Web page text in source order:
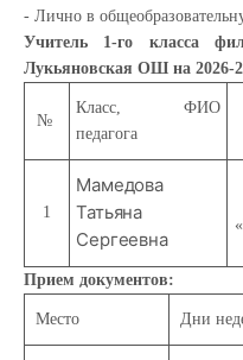
- Лично в
Учитель 1-го класса
Лукьяновская ОШ на 2026-
№
Класс, ФИО
педагога
1
Мамедова
Татьяна
Сергеевна
Прием документов:
Место Дни